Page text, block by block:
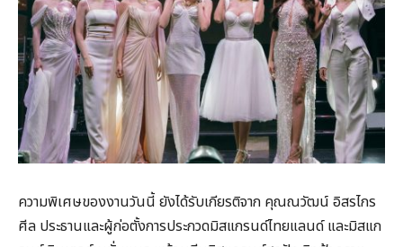
ความพิเศษของงานวันนี้ ยังได้รับเกียรติจาก คุณณวัฒน์ อิสรไกร
ศีล ประธานและผู้ก่อตั้งการประกวดมิสแกรนด์ไทยแลนด์ และมิสแก